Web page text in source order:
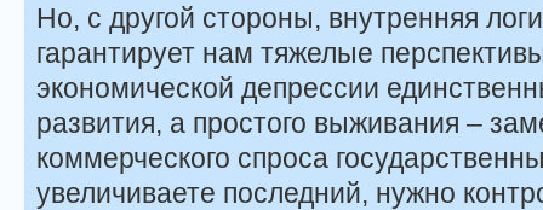
Но, с другой стороны, внутренняя
гарантирует нам тяжелые
экономической депрессии
развития, а простого выживания –
коммерческого спроса
увеличиваете последний, нужно